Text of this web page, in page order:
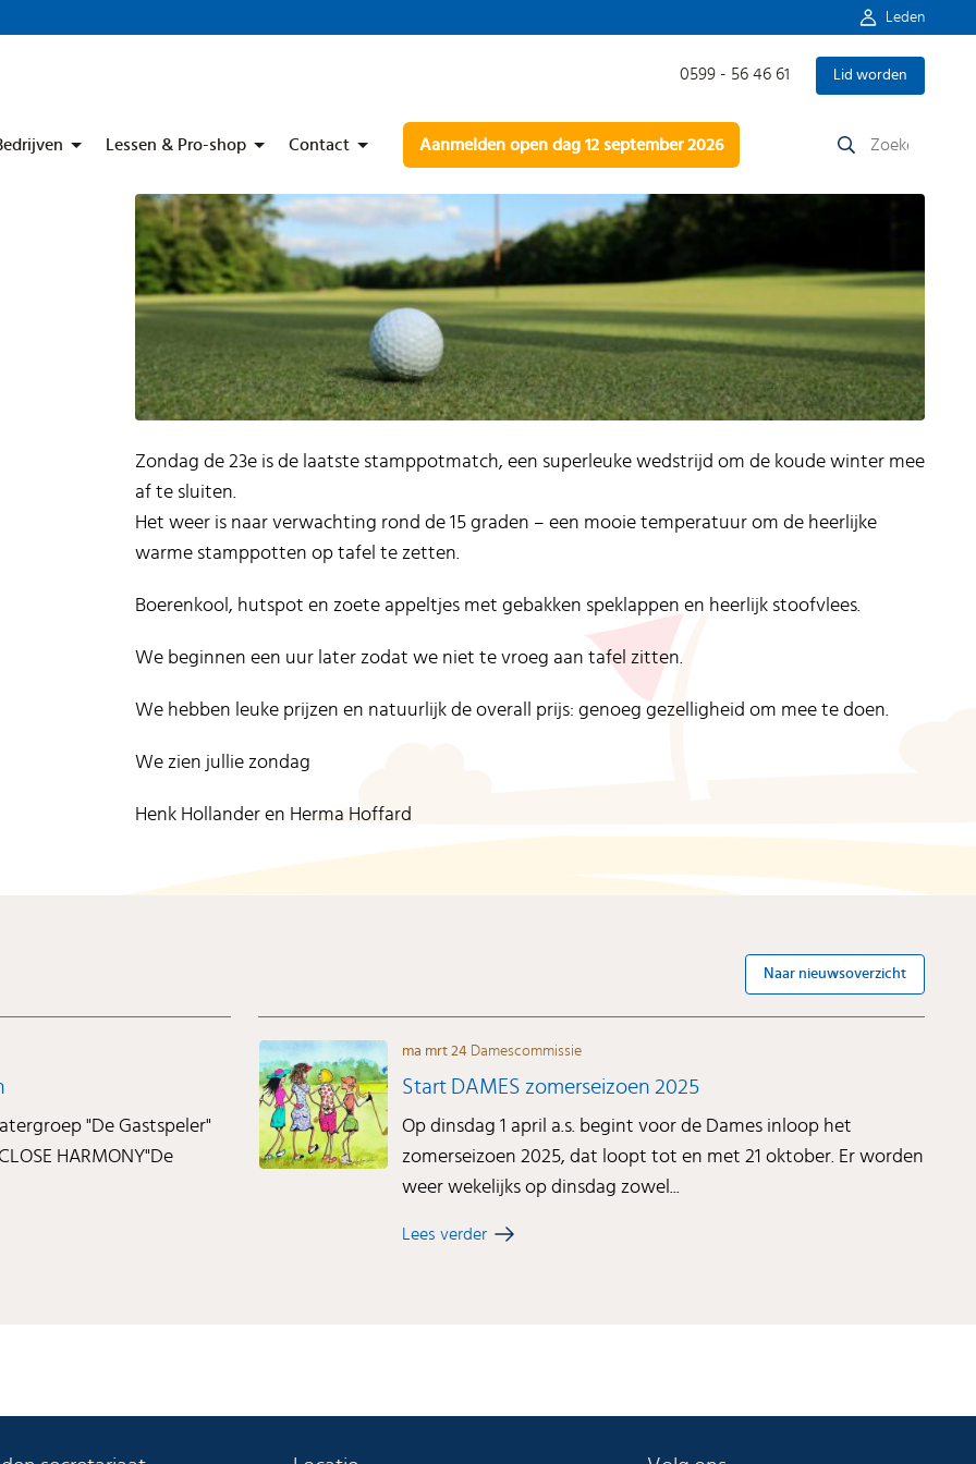
Leden
0599 - 56 46 61 Lid worden
Lessen & Pro-shop Contact Aanmelden open dag 12 september 2026
naar:
Zondag de 23e is de laatste stamppotmatch, een superleuke wedstrijd om de koude winter mee
af te sluiten.
Het weer is naar verwachting rond de 15 graden – een mooie temperatuur om de heerlijke
warme stamppotten op tafel te zetten.
Boerenkool, hutspot en zoete appeltjes met gebakken speklappen en heerlijk stoofvlees.
We beginnen een uur later zodat we niet te vroeg aan tafel zitten.
We hebben leuke prijzen en natuurlijk de overall prijs: genoeg gezelligheid om mee te doen.
We zien jullie zondag
Henk Hollander en Herma Hoffard
Naar nieuwsoverzicht
"De Gastspeler"
HARMONY"De
ma mrt 24 Damescommissie
Start DAMES zomerseizoen 2025
Op dinsdag 1 april a.s. begint voor de Dames inloop het
zomerseizoen 2025, dat loopt tot en met 21 oktober. Er worden
weer wekelijks op dinsdag zowel...
Lees verder